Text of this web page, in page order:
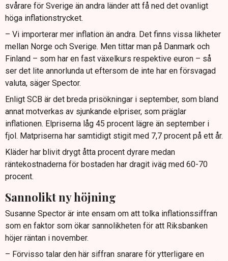
svårare för Sverige än andra länder att få ned det ovanligt
höga inflationstrycket.
– Vi importerar mer inflation än andra. Det finns vissa likheter
mellan Norge och Sverige. Men tittar man på Danmark och
Finland – som har en fast växelkurs respektive euron – så
ser det lite annorlunda ut eftersom de inte har en försvagad
valuta, säger Spector.
Enligt SCB är det breda prisökningar i september, som bland
annat motverkas av sjunkande elpriser, som präglar
inflationen. Elpriserna låg 45 procent lägre än september i
fjol. Matpriserna har samtidigt stigit med 7,7 procent på ett år.
Kläder har blivit drygt åtta procent dyrare medan
räntekostnaderna för bostaden har dragit iväg med 60-70
procent.
Sannolikt ny höjning
Susanne Spector är inte ensam om att tolka inflationssiffran
som en faktor som ökar sannolikheten för att Riksbanken
höjer räntan i november.
– Förvisso talar den här siffran snarare för ytterligare en